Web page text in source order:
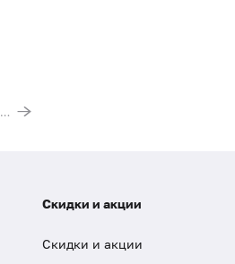
Антитела к вирусу гепатита E (anti-HEV, IgM)
Скидки и акции
Скидки и акции